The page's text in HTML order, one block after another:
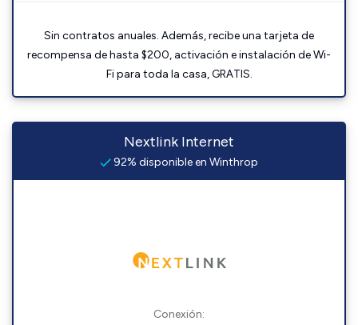
Sin contratos anuales. Además, recibe una tarjeta de
recompensa de hasta $200, activación e instalación de Wi-
Fi para toda la casa, GRATIS.
Nextlink Internet
92% disponible en Winthrop
Conexión: